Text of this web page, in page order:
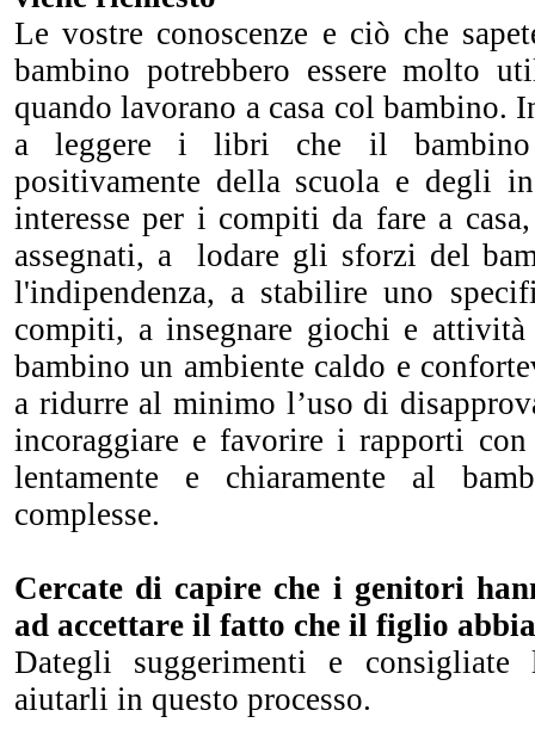
Le vostre conoscenze e ciò che
bambino potrebbero essere molto
quando lavorano a casa col bambino.
a leggere i libri che il bambino
positivamente della scuola e degli
interesse per i compiti da fare a
assegnati, a lodare gli sforzi del
l'indipendenza, a stabilire uno
compiti, a insegnare giochi e
bambino un ambiente caldo e
a ridurre al minimo l’uso di
incoraggiare e favorire i rapporti
lentamente e chiaramente al
complesse.
Cercate di capire che i genitori
ad accettare il fatto che il figlio
Dategli suggerimenti e consigliate
aiutarli in questo processo.